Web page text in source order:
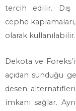
tercih edilir. Dış
cephe
olarak kullanılabilir.
Dekota ve
açıdan sunduğu
desen
imkanı sağlar.